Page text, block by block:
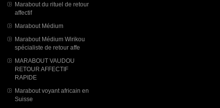
Marabout du rituel de retour
affectif
Marabout Médium
Marabout Médium Wirikou
spécialiste de retour affe
MARABOUT VAUDOU
RETOUR AFFECTIF
RAPIDE
Marabout voyant africain en
Suisse